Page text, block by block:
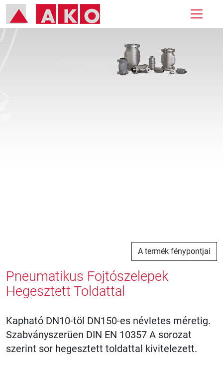
A termék fénypontjai
Pneumatikus Fojtószelepek
Hegesztett Toldattal
Kapható DN10-töl DN150-es névletes méretig.
Szabványszerüen DIN EN 10357 A sorozat
szerint sor hegesztett toldattal kivitelezett.